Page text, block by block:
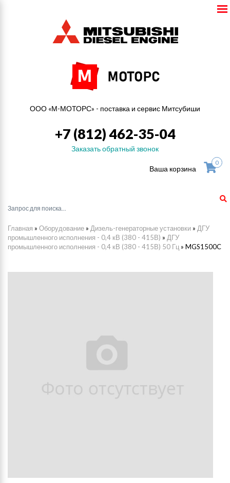
ООО «М-МОТОРС» - поставка и сервис Митсубиши
+7 (812) 462-35-04
Заказать обратный звонок
Ваша корзина
0
Главная » Оборудование » Дизель-генераторные установки » ДГУ
промышленного исполнения - 0,4 кВ (380 - 415В) » ДГУ
промышленного исполнения - 0,4 кВ (380 - 415В) 50 Гц » MGS1500C